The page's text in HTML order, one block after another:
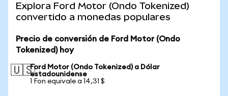
Explora Ford Motor (Ondo Tokenized)
convertido a monedas populares
Precio de conversión de Ford Motor (Ondo
Tokenized) hoy
🇺🇸Ford Motor (Ondo Tokenized) a Dólar
estadounidense
1 Fon equivale a 14,31 $